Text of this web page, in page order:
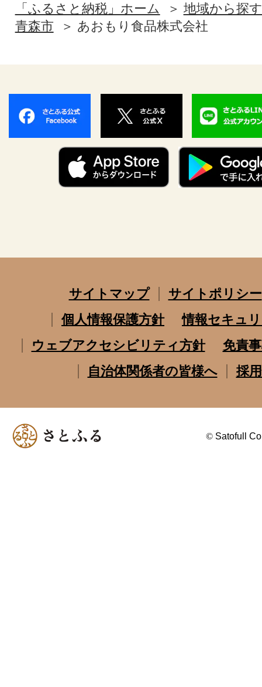
「ふるさと納税」ホーム
地域から探す
青森市
あおもり食品株式会社
サイトマップ
サイトポリシー
個人情報保護方針
情報セキュ
ウェブアクセシビリティ方針
免責
自治体関係者の皆様へ
採
© Satofull